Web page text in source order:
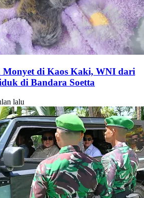
Monyet di Kaos Kaki, WNI dari
di Bandara Soetta
lalu